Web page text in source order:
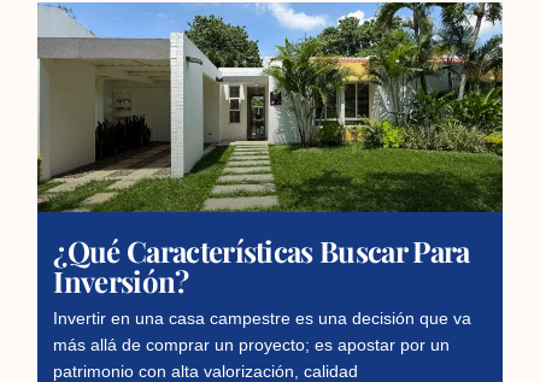
¿Qué Características Buscar Para
Inversión?
Invertir en una casa campestre es una decisión que va
más allá de comprar un proyecto; es apostar por un
patrimonio con alta valorización, calidad